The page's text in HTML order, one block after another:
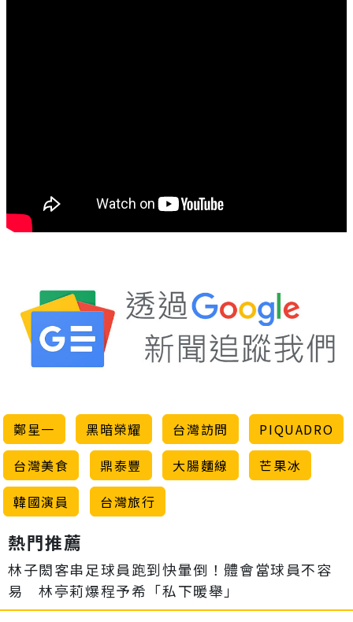
鄭星一 黑暗榮耀 台灣訪問
PIQUADRO
台灣美食
鼎泰豐 大腸麵線
芒果冰
韓國演員
台灣旅行
熱門推薦
林子閎客串足球員跑到快暈倒！體會當球員不容
易 林亭莉爆程予希「私下暖舉」